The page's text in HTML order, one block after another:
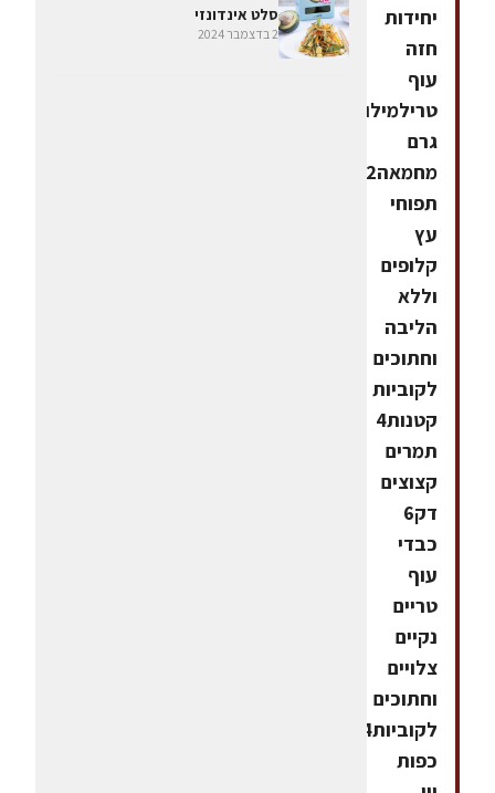
יחידות
חזה
עוף
גרם
מחמאה2
תפוחי
עץ
קלופים
וללא
הליבה
וחתוכים
לקוביות
קטנות4
תמרים
קצוצים
דק6
כבדי
עוף
טריים
נקיים
צלויים
וחתוכים
לקוביות4
כפות
סלט אינדונזי
2 בדצמבר 2024